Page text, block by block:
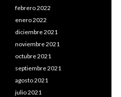
febrero 2022
enero 2022
diciembre 2021
noviembre 2021
octubre 2021
septiembre 2021
agosto 2021
julio 2021